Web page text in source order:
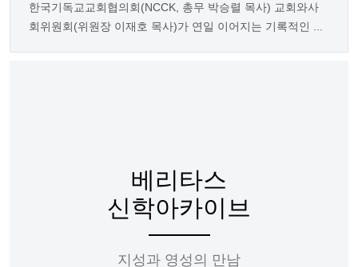
한국기독교교회협의회(NCCK, 총무 박승렬 목사) 교회와사
회위원회(위원장 이재호 목사)가 연일 이어지는 기록적인 ...
베리타스
신학아카이브
지성과 영성의 만남